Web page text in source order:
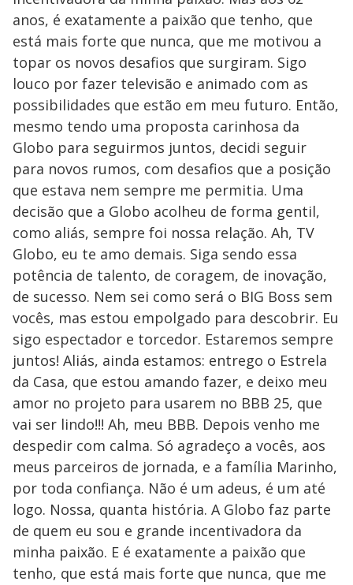
anos, é exatamente a paixão que tenho, que
está mais forte que nunca, que me motivou a
topar os novos desafios que surgiram. Sigo
louco por fazer televisão e animado com as
possibilidades que estão em meu futuro. Então,
mesmo tendo uma proposta carinhosa da
Globo para seguirmos juntos, decidi seguir
para novos rumos, com desafios que a posição
que estava nem sempre me permitia. Uma
decisão que a Globo acolheu de forma gentil,
como aliás, sempre foi nossa relação. Ah, TV
Globo, eu te amo demais. Siga sendo essa
potência de talento, de coragem, de inovação,
de sucesso. Nem sei como será o BIG Boss sem
vocês, mas estou empolgado para descobrir. Eu
sigo espectador e torcedor. Estaremos sempre
juntos! Aliás, ainda estamos: entrego o Estrela
da Casa, que estou amando fazer, e deixo meu
amor no projeto para usarem no BBB 25, que
vai ser lindo!!! Ah, meu BBB. Depois venho me
despedir com calma. Só agradeço a vocês, aos
meus parceiros de jornada, e a família Marinho,
por toda confiança. Não é um adeus, é um até
logo. Nossa, quanta história. A Globo faz parte
de quem eu sou e grande incentivadora da
minha paixão. E é exatamente a paixão que
tenho, que está mais forte que nunca, que me